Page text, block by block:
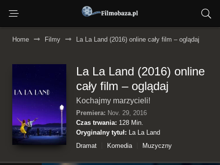
Home Filmy La La Land (2016) online cały film – oglądaj
La La Land (2016) online
cały film – oglądaj
Kochajmy marzycieli!
Premiera: Nov. 29, 2016
Czas trwania: 128 Min.
Oryginalny tytuł: La La Land
Dramat
Komedia
Muzyczny